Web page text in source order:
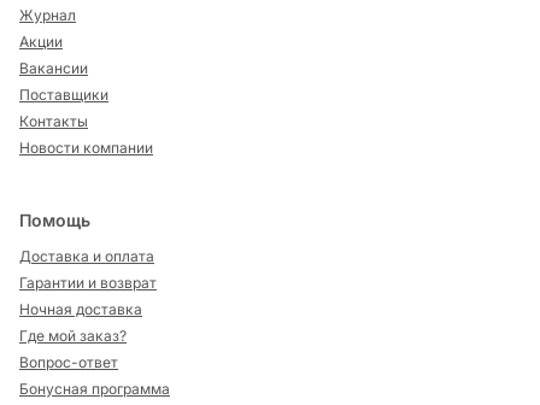
Журнал
Акции
Вакансии
Поставщики
Контакты
Новости компании
Помощь
Доставка и оплата
Гарантии и возврат
Ночная доставка
Где мой заказ?
Вопрос-ответ
Бонусная программа